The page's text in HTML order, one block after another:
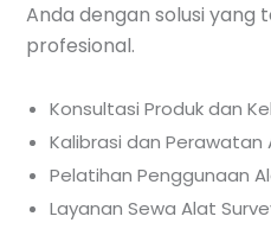
Anda dengan solusi yang
profesional.
Konsultasi Produk dan
Kalibrasi dan Perawatan
Pelatihan Penggunaan
Layanan Sewa Alat